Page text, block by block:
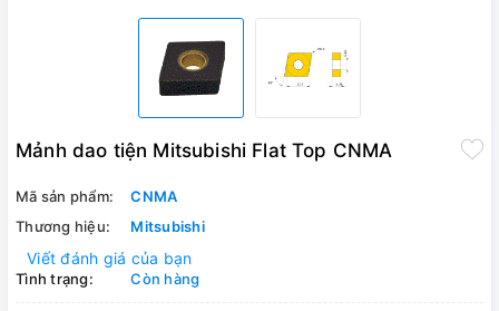
Mảnh dao tiện Mitsubishi Flat Top CNMA
Mã sản phẩm:
CNMA
Thương hiệu:
Mitsubishi
Viết đánh giá của bạn
Tình trạng: Còn hàng